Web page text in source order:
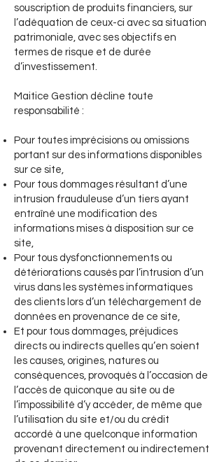
souscription de produits financiers, sur
l’adéquation de ceux-ci avec sa situation
patrimoniale, avec ses objectifs en
termes de risque et de durée
d’investissement.
Maitice Gestion décline toute
responsabilité :
Pour toutes imprécisions ou omissions
portant sur des informations disponibles
sur ce site,
Pour tous dommages résultant d’une
intrusion frauduleuse d’un tiers ayant
entraîné une modification des
informations mises à disposition sur ce
site,
Pour tous dysfonctionnements ou
détériorations causés par l’intrusion d’un
virus dans les systèmes informatiques
des clients lors d’un téléchargement de
données en provenance de ce site,
Et pour tous dommages, préjudices
directs ou indirects quelles qu’en soient
les causes, origines, natures ou
conséquences, provoqués à l’occasion de
l’accès de quiconque au site ou de
l’impossibilité d’y accéder, de même que
l’utilisation du site et/ou du crédit
accordé à une quelconque information
provenant directement ou indirectement